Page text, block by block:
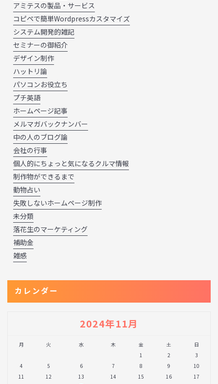
アミテスの製品・サービス
コピペで簡単Wordpressカスタマイズ
システム開発的雑記
セミナーの御紹介
デザイン制作
ハットリ論
パソコンお役立ち
プチ英語
ホームページ記事
メルマガバックナンバー
中の人のブログ論
会社の行事
個人的にちょっと気になるクルマ情報
制作物ができるまで
動物占い
失敗しないホームページ制作
未分類
落花生のマーケティング
補助金
雑感
カレンダー
2024年11月
月 火 水 木 金 土
日
1
2
3
4
5 6 7 8 9
10
11
12 13 14 15 16
17